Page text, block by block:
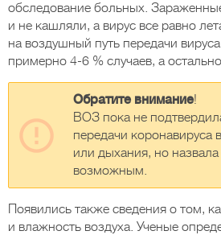
обследование больных.
и не кашляли, а вирус все равно
на воздушный путь передачи
примерно 4-6 % случаев, а
Обратите внимание!
ВОЗ пока не
передачи коронавируса
или дыхания, но назвала
возможным.
Появились также сведения о том,
и влажность воздуха. Ученые